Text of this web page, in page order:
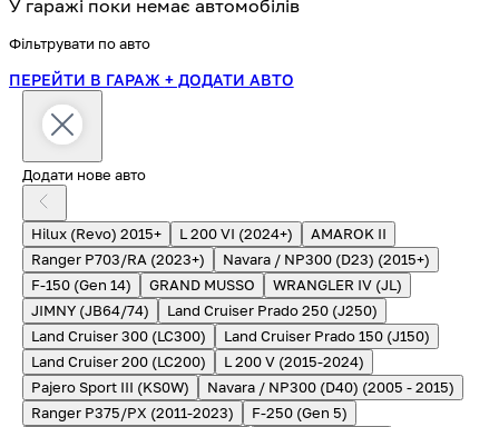
У гаражі поки немає автомобілів
Фільтрувати по авто
ПЕРЕЙТИ В ГАРАЖ + ДОДАТИ АВТО
Додати нове авто
Hilux (Revo) 2015+ L 200 VI (2024+)
AMAROK II
Ranger P703/RA (2023+)
Navara / NP300 (D23) (2015+)
F-150 (Gen 14)
GRAND MUSSO
WRANGLER IV (JL)
JIMNY (JB64/74)
Land Cruiser Prado 250 (J250)
Land Cruiser 300 (LC300)
Land Cruiser Prado 150 (J150)
Land Cruiser 200 (LC200)
L 200 V (2015-2024)
Pajero Sport III (KS0W)
Navara / NP300 (D40) (2005 - 2015)
Ranger P375/PX (2011-2023)
F-250 (Gen 5)